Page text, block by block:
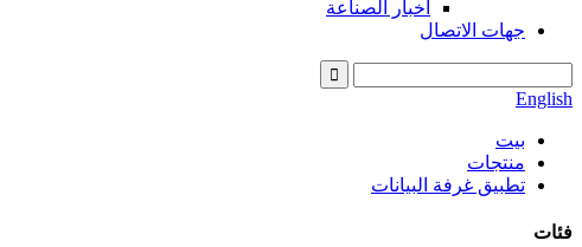
اخبار الصناعة
جهات الاتصال
English
بيت
منتجات
تطبيق غرفة البيانات
فئات